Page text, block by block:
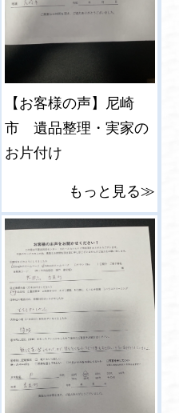
【お客様の声】尼崎
市 遺品整理・実家の
お片付け
もっと見る≫